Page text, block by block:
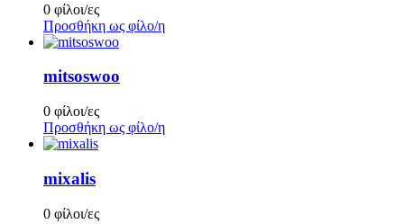
0 φίλοι/ες
Προσθήκη ως φίλο/η
mitsoswoo
0 φίλοι/ες
Προσθήκη ως φίλο/η
mixalis
0 φίλοι/ες